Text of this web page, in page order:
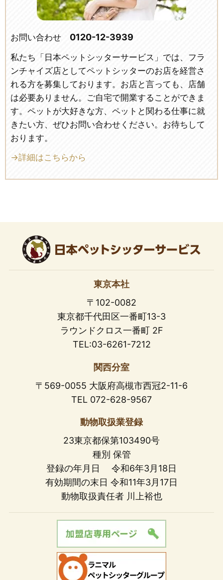
お問い合わせ 0120-12-3939
私たち「日本ペットシッターサービス」では、フラ
ンチャイズ店としてペットシッターのお店を経営さ
れる方を募集しております。お店と言っても、店舗
は必要ありません。ご自宅で開業することができま
す。ペットが大好きな方、ペットと関わる仕事に就
きたい方、ぜひお問い合わせください。お待ちして
おります。
→詳細はこちらから
東京本社
〒102-0082
東京都千代田区一番町13-3
ラウンドクロス一番町 2F
TEL:03-6261-7212
関西分室
〒569-0055 大阪府高槻市西冠2-11-6
TEL 072-628-9567
動物取扱業登録
23東京都保第103490号
種別 保管
登録の年月日 令和6年3月18日
有効期間の末日 令和11年3月17日
動物取扱責任者 川上裕也